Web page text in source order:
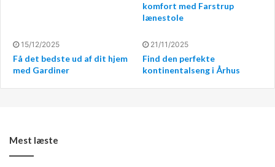
specifikke rum og indretningsstil. Med fokus på kvalitet
holde i mange år fremover.
Levering og montering med egne
Esbjerg er den bekvemmelighed, der følger med levering
og montering. Butikkerne tilbyder ofte levering med
komfort med Farstrup
lænestole
15/12/2025
Få det bedste ud af dit hjem
med Gardiner
21/11/2025
Find den perfekte
kontinentalseng i Århus
Mest læste